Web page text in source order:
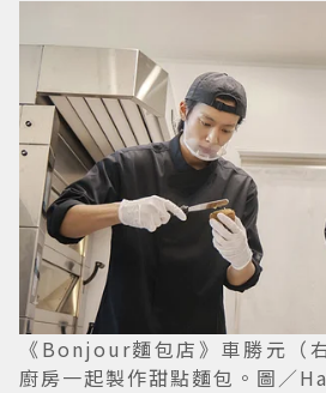
《Bonjour麵包店》車勝元（
廚房一起製作甜點麵包。圖／